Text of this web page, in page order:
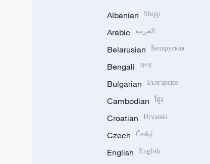
Albanian Shqip
Arabic العربية
Belarusian Беларуская
Bengali বাংলা
Bulgarian Български
Cambodian ខ្មែរ
Croatian Hrvatski
Czech Český
English English